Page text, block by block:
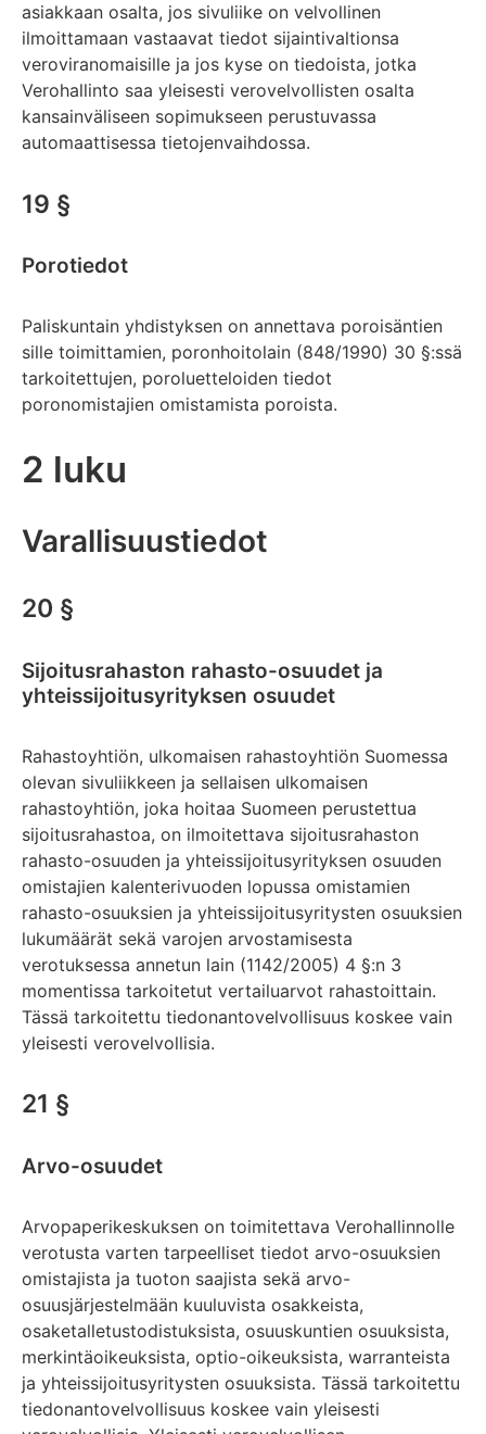
asiakkaan osalta, jos sivuliike on velvollinen
ilmoittamaan vastaavat tiedot sijaintivaltionsa
veroviranomaisille ja jos kyse on tiedoista, jotka
Verohallinto saa yleisesti verovelvollisten osalta
kansainväliseen sopimukseen perustuvassa
automaattisessa tietojenvaihdossa.
19 §
Porotiedot
Paliskuntain yhdistyksen on annettava poroisäntien
sille toimittamien, poronhoitolain (848/1990) 30 §:ssä
tarkoitettujen, poroluetteloiden tiedot
poronomistajien omistamista poroista.
2 luku
Varallisuustiedot
20 §
Sijoitusrahaston rahasto-osuudet ja
yhteissijoitusyrityksen osuudet
Rahastoyhtiön, ulkomaisen rahastoyhtiön Suomessa
olevan sivuliikkeen ja sellaisen ulkomaisen
rahastoyhtiön, joka hoitaa Suomeen perustettua
sijoitusrahastoa, on ilmoitettava sijoitusrahaston
rahasto-osuuden ja yhteissijoitusyrityksen osuuden
omistajien kalenterivuoden lopussa omistamien
rahasto-osuuksien ja yhteissijoitusyritysten osuuksien
lukumäärät sekä varojen arvostamisesta
verotuksessa annetun lain (1142/2005) 4 §:n 3
momentissa tarkoitetut vertailuarvot rahastoittain.
Tässä tarkoitettu tiedonantovelvollisuus koskee vain
yleisesti verovelvollisia.
21 §
Arvo-osuudet
Arvopaperikeskuksen on toimitettava Verohallinnolle
verotusta varten tarpeelliset tiedot arvo-osuuksien
omistajista ja tuoton saajista sekä arvo-
osuusjärjestelmään kuuluvista osakkeista,
osaketalletustodistuksista, osuuskuntien osuuksista,
merkintäoikeuksista, optio-oikeuksista, warranteista
ja yhteissijoitusyritysten osuuksista. Tässä tarkoitettu
tiedonantovelvollisuus koskee vain yleisesti